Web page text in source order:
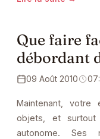
Que faire
débordant
09 Août 2010
Maintenant, votre
objets, et
autonome. Ses